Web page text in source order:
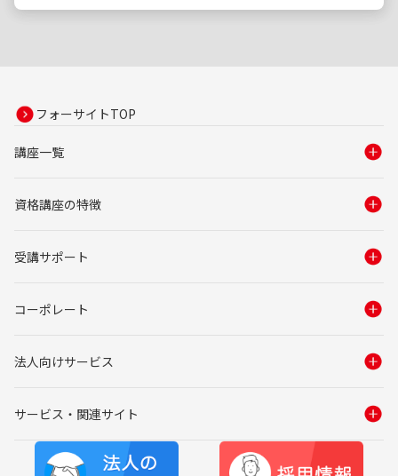
フォーサイトTOP
講座一覧
資格講座の特徴
受講サポート
コーポレート
法人向けサービス
サービス・関連サイト